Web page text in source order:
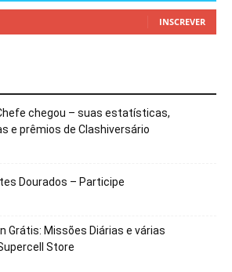
INSCREVER
chegou – suas estatísticas,
e prêmios de Clashiversário
Dourados – Participe
Grátis: Missões Diárias e várias
Store